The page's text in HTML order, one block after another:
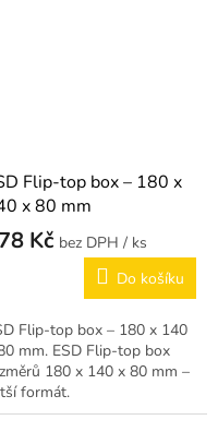
Flip-top box – 180 x
x 80 mm
Kč
/ ks
Do košíku
Flip-top box – 180 x 140
mm. ESD Flip-top box
180 x 140 x 80 mm –
formát.